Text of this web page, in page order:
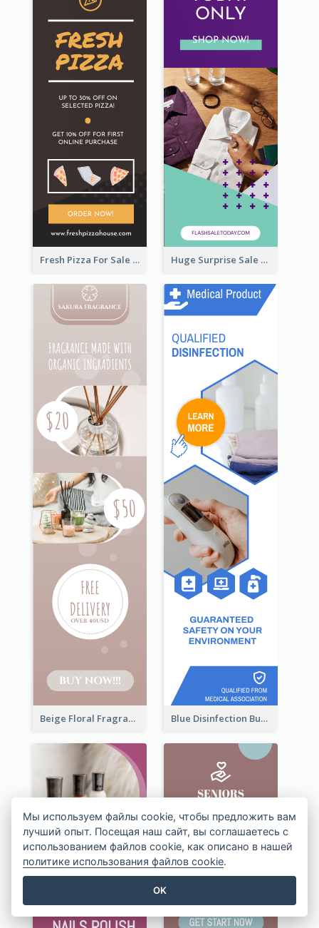
Fresh Pizza For Sale Promotion Wide Skyscraper Banner Huge Surprise Sale For Today Wide Skyscraper Banner
Beige Floral Fragrance Wide Skyscraper Banner Design Blue Disinfection Business Wide Skyscraper Banner Design
Мы используем файлы cookie, чтобы предложить вам
лучший опыт. Посещая наш сайт, вы соглашаетесь с
использованием файлов cookie, как описано в нашей
политике использования файлов cookie.
OK